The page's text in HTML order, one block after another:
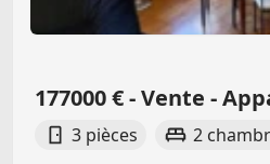
177000 € - Vente -
3 pièces 2